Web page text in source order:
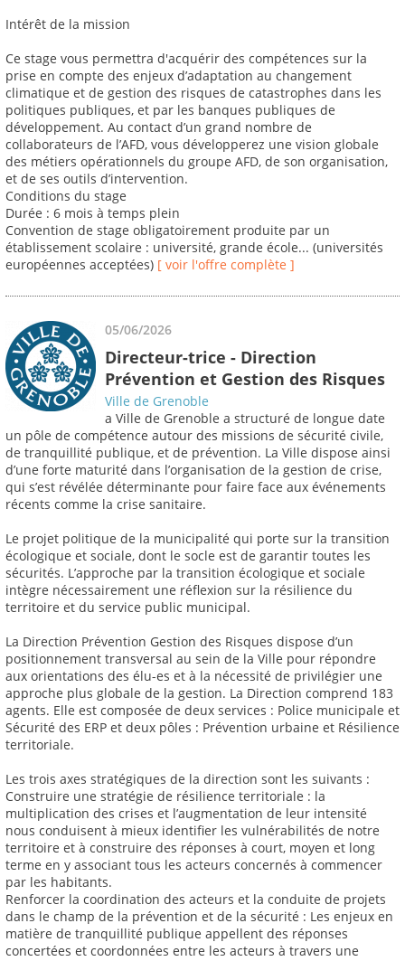
Intérêt de la mission
Ce stage vous permettra d'acquérir des compétences sur la
prise en compte des enjeux d’adaptation au changement
climatique et de gestion des risques de catastrophes dans les
politiques publiques, et par les banques publiques de
développement. Au contact d’un grand nombre de
collaborateurs de l’AFD, vous développerez une vision globale
des métiers opérationnels du groupe AFD, de son organisation,
et de ses outils d’intervention.
Conditions du stage
Durée : 6 mois à temps plein
Convention de stage obligatoirement produite par un
établissement scolaire : université, grande école... (universités
européennes acceptées) [ voir l'offre complète ]
05/06/2026
Directeur-trice - Direction
Prévention et Gestion des Risques
Ville de Grenoble
a Ville de Grenoble a structuré de longue date
un pôle de compétence autour des missions de sécurité civile,
de tranquillité publique, et de prévention. La Ville dispose ainsi
d’une forte maturité dans l’organisation de la gestion de crise,
qui s’est révélée déterminante pour faire face aux événements
récents comme la crise sanitaire.
Le projet politique de la municipalité qui porte sur la transition
écologique et sociale, dont le socle est de garantir toutes les
sécurités. L’approche par la transition écologique et sociale
intègre nécessairement une réflexion sur la résilience du
territoire et du service public municipal.
La Direction Prévention Gestion des Risques dispose d’un
positionnement transversal au sein de la Ville pour répondre
aux orientations des élu-es et à la nécessité de privilégier une
approche plus globale de la gestion. La Direction comprend 183
agents. Elle est composée de deux services : Police municipale et
Sécurité des ERP et deux pôles : Prévention urbaine et Résilience
territoriale.
Les trois axes stratégiques de la direction sont les suivants :
Construire une stratégie de résilience territoriale : la
multiplication des crises et l’augmentation de leur intensité
nous conduisent à mieux identifier les vulnérabilités de notre
territoire et à construire des réponses à court, moyen et long
terme en y associant tous les acteurs concernés à commencer
par les habitants.
Renforcer la coordination des acteurs et la conduite de projets
dans le champ de la prévention et de la sécurité : Les enjeux en
matière de tranquillité publique appellent des réponses
concertées et coordonnées entre les acteurs à travers une